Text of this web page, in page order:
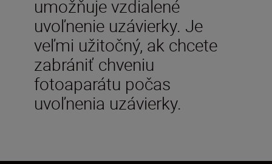
umožňuje vzdialené
uvoľnenie uzávierky. Je
veľmi užitočný, ak chcete
zabrániť chveniu
fotoaparátu počas
uvoľnenia uzávierky.